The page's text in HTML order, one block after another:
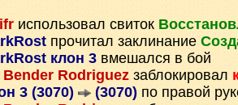
использовал свиток
прочитал заклинание
клон 3 вмешался в бой
Bender Rodriguez заблокировал
3 (3070) (3070) по правой